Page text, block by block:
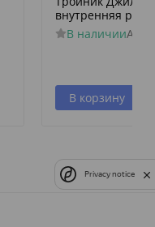
внутренняя
В наличии
В корзину
Privacy notice